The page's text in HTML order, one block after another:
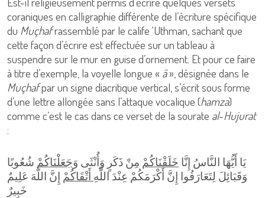
coraniques en calligraphie différente de l’écriture spécifique
du Muçhafrassemblé par le calife ‘Uthman, sachant que
cette façon d’écrire est effectuée sur un tableau à
suspendre sur le mur en guise d’ornement. Et pour ce faire
à titre d’exemple, la voyelle longue « â», désignée dans le
Muçhafpar un signe diacritique vertical, s’écrit sous forme
d’une lettre allongée sans l’attaque vocalique (hamza)
comme c’est le cas dans ce verset de la sourate al-Hujurat
:
يَا أَيُّهَا النَّاسُ إِنَّا خَلَقْنَاكُمْ مِنْ ذَكَرٍ وَأُنْثَى وَجَعَلْنَاكُمْ شُعُوبًا
وَقَبَائِلَ لِتَعَارَفُوا إِنَّ أَكْرَمَكُمْ عِنْدَ اللَّهِ أَتْقَاكُمْ إِنَّ اللَّهَ عَلِيمٌ
خَبِيرٌ